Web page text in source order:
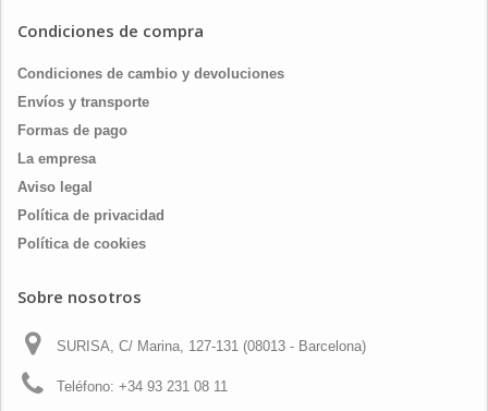
Condiciones de compra
Condiciones de cambio y devoluciones
Envíos y transporte
Formas de pago
La empresa
Aviso legal
Política de privacidad
Política de cookies
Sobre nosotros
SURISA, C/ Marina, 127-131 (08013 - Barcelona)
Teléfono: +34 93 231 08 11